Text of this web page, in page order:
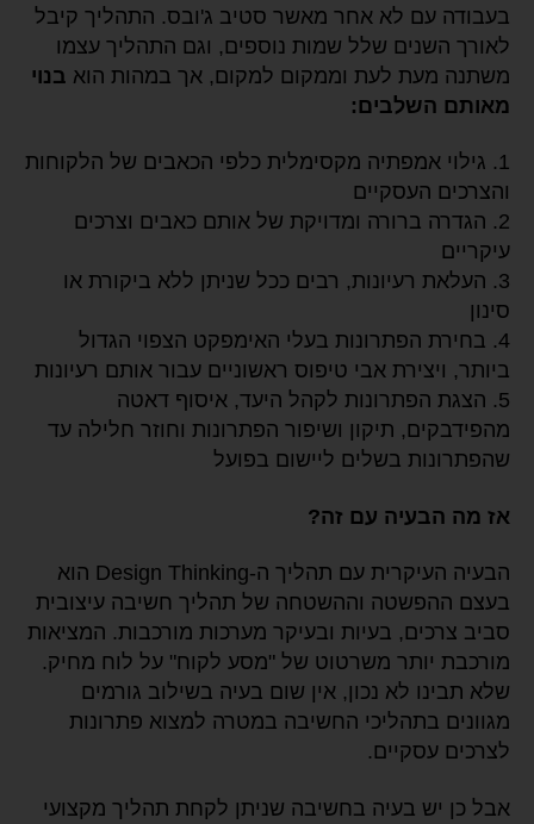
בעבודה עם לא אחר מאשר סטיב ג'ובס. התהליך קיבל
לאורך השנים שלל שמות נוספים, וגם התהליך עצמו
משתנה מעת לעת וממקום למקום, אך במהות הוא בנוי
מאותם השלבים:
1. גילוי אמפתיה מקסימלית כלפי הכאבים של הלקוחות
והצרכים העסקיים
2. הגדרה ברורה ומדויקת של אותם כאבים וצרכים
עיקריים
3. העלאת רעיונות, רבים ככל שניתן ללא ביקורת או
סינון
4. בחירת הפתרונות בעלי האימפקט הצפוי הגדול
ביותר, ויצירת אבי טיפוס ראשוניים עבור אותם רעיונות
5. הצגת הפתרונות לקהל היעד, איסוף דאטה
מהפידבקים, תיקון ושיפור הפתרונות וחוזר חלילה עד
שהפתרונות בשלים ליישום בפועל
אז מה הבעיה עם זה?
הבעיה העיקרית עם תהליך ה-Design Thinking הוא
בעצם ההפשטה וההשטחה של תהליך חשיבה עיצובית
סביב צרכים, בעיות ובעיקר מערכות מורכבות. המציאות
מורכבת יותר משרטוט של "מסע לקוח" על לוח מחיק.
שלא תבינו לא נכון, אין שום בעיה בשילוב גורמים
מגוונים בתהליכי החשיבה במטרה למצוא פתרונות
לצרכים עסקיים.
אבל כן יש בעיה בחשיבה שניתן לקחת תהליך מקצועי